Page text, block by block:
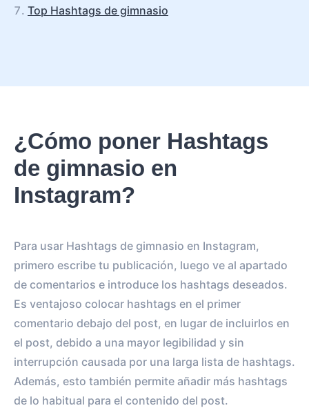
Top Hashtags de gimnasio
¿Cómo poner Hashtags
de gimnasio en
Instagram?
Para usar Hashtags de gimnasio en Instagram,
primero escribe tu publicación, luego ve al apartado
de comentarios e introduce los hashtags deseados.
Es ventajoso colocar hashtags en el primer
comentario debajo del post, en lugar de incluirlos en
el post, debido a una mayor legibilidad y sin
interrupción causada por una larga lista de hashtags.
Además, esto también permite añadir más hashtags
de lo habitual para el contenido del post.